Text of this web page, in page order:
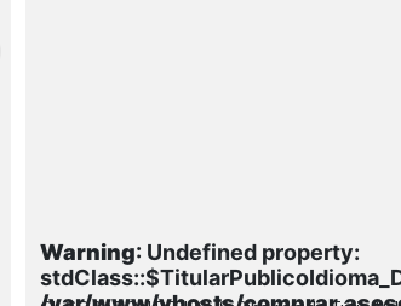
Warning: Undefined property: